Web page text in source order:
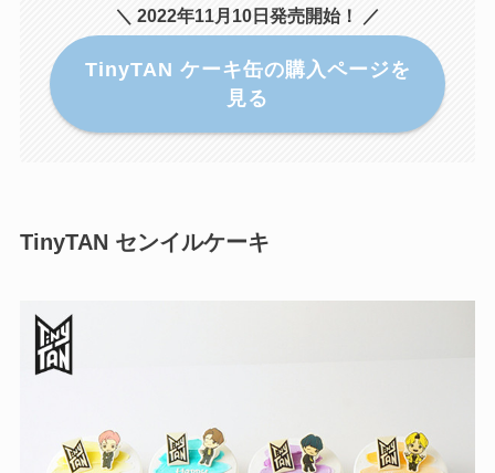
＼ 2022年11月10日発売開始！ ／
TinyTAN ケーキ缶の購入ページを
見る
TinyTAN センイルケーキ